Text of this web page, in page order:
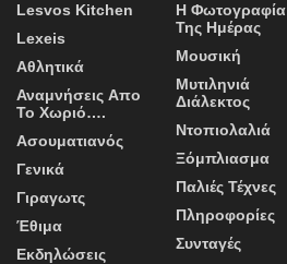
Lesvos Kitchen
Lexeis
Αθλητικά
Αναμνήσεις Απο
Το Χωριό….
Ασουματιανός
Γενικά
Γιραγωτς
Έθιμα
Εκδηλώσεις
Η Φωτογραφία
Της Ημέρας
Μουσική
Μυτιληνιά
Διάλεκτος
Ντοπιολαλιά
Ξόμπλιασμα
Παλιές Τέχνες
Πληροφορίες
Συνταγές